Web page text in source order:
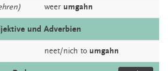
weer umgahn
und Adverbien
neet/nich to umgahn